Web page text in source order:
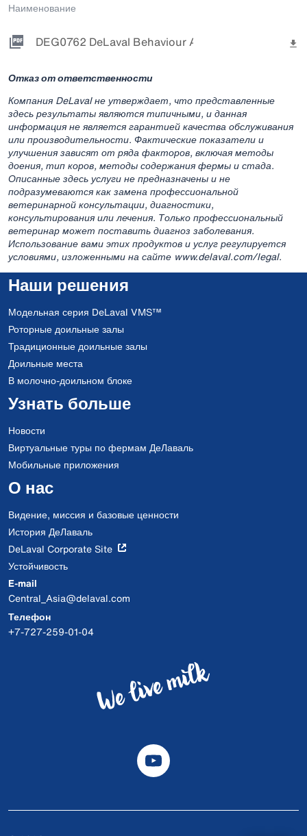
Наименование
DEG0762 DeLaval Behaviour Analysis - A4 - DM -
Отказ от ответственности
Компания DeLaval не утверждает, что представленные
здесь результаты являются типичными, и данная
информация не является гарантией качества обслуживания
или производительности. Фактические показатели и
улучшения зависят от ряда факторов, включая методы
доения, тип коров, методы содержания фермы и стада.
Описанные здесь услуги не предназначены и не
подразумеваются как замена профессиональной
ветеринарной консультации, диагностики,
консультирования или лечения. Только профессиональный
ветеринар может поставить диагноз заболевания.
Использование вами этих продуктов и услуг регулируется
условиями, изложенными на сайте www.delaval.com/legal.
Наши решения
Модельная серия DeLaval VMS™
Роторные доильные залы
Традиционные доильные залы
Доильные места
В молочно-доильном блоке
Узнать больше
Новости
Виртуальные туры по фермам ДеЛаваль
Мобильные приложения
О нас
Видение, миссия и базовые ценности
История ДеЛаваль
DeLaval Corporate Site
Устойчивость
E-mail
Central_Asia@delaval.com
Телефон
+7-727-259-01-04